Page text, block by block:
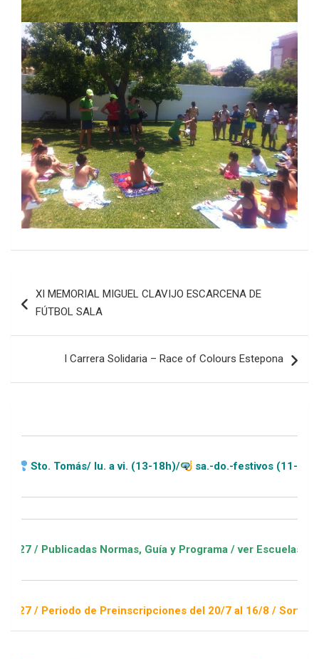
de
XI MEMORIAL MIGUEL CLAVIJO ESCARCENA DE
FÚTBOL SALA
I Carrera Solidaria – Race of Colours Estepona
lu. a vi. (13-18h)/ sa.-do.-festivos (11-20h)
Normas, Guía y Programa / ver Escuelas Deportivas
de Preinscripciones del 20/7 al 16/8 / Sorteo 1 de